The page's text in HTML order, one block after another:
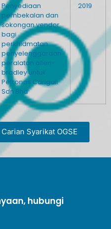
Penyediaan
pembekalan dan
sokongan vendor
bagi
perkhidmatan
penyelenggaraan
peralatan allen-
bradley untuk
Petronas Carigali
Sdn Bhd
2019
Syarikat OGSE
hubungi